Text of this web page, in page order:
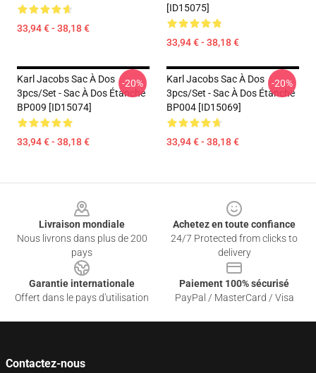
33,94 € - 38,18 €
[ID15075]
33,94 € - 38,18 €
Karl Jacobs Sac À Dos
3pcs/set - Sac À Dos Étanche
BP009 [ID15074]
33,94 € - 38,18 €
-20%
Karl Jacobs Sac À Dos
3pcs/set - Sac À Dos Étanche
BP004 [ID15069]
33,94 € - 38,18 €
-20%
Livraison mondiale
Nous livrons dans plus de 200
pays
Achetez en toute confiance
24/7 Protected from clicks to
delivery
Garantie internationale
Offert dans le pays d'utilisation
Paiement 100% sécurisé
PayPal / MasterCard / Visa
Contactez-nous